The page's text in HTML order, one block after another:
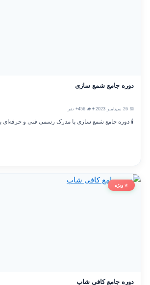
دوره جامع شمع سازی
👨‍🎓 456+ نفر
🕯️ دوره جامع شمع سازی با مدرک رسمی فنی و حرفه‌ای با...
⭐ ویژه
دوره جامع کافی شاپ